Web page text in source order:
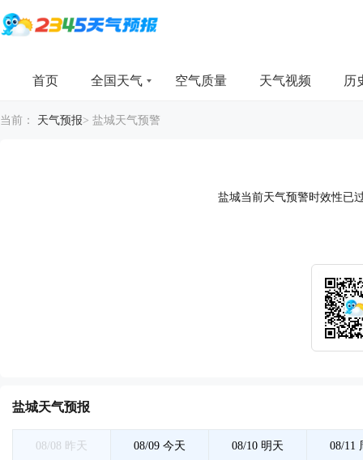
首页 全国天气 空气质量 天气视频 历
当前： 天气预报> 盐城天气预警
盐城当前天气预警时效性已
盐城天气预报
08/08 昨天 08/09 今天 08/10 明天 08/11